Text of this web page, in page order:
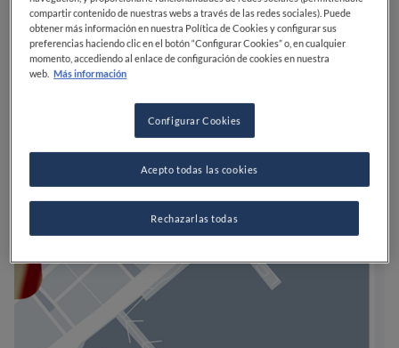
compartir contenido de nuestras webs a través de las redes sociales). Puede
obtener más información en nuestra Política de Cookies y configurar sus
preferencias haciendo clic en el botón “Configurar Cookies” o, en cualquier
momento, accediendo al enlace de configuración de cookies en nuestra
web. Más información
Configurar Cookies
Rechazarlas todas
Acepto todas las cookies